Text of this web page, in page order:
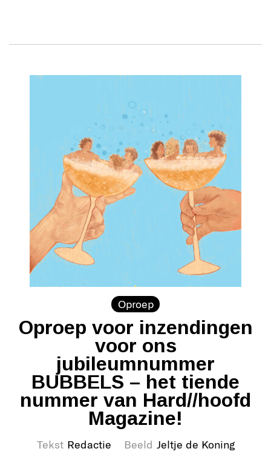
Oproep
Oproep voor inzendingen
voor ons
jubileumnummer
BUBBELS – het tiende
nummer van Hard//hoofd
Magazine!
Tekst Redactie Beeld Jeltje de Koning